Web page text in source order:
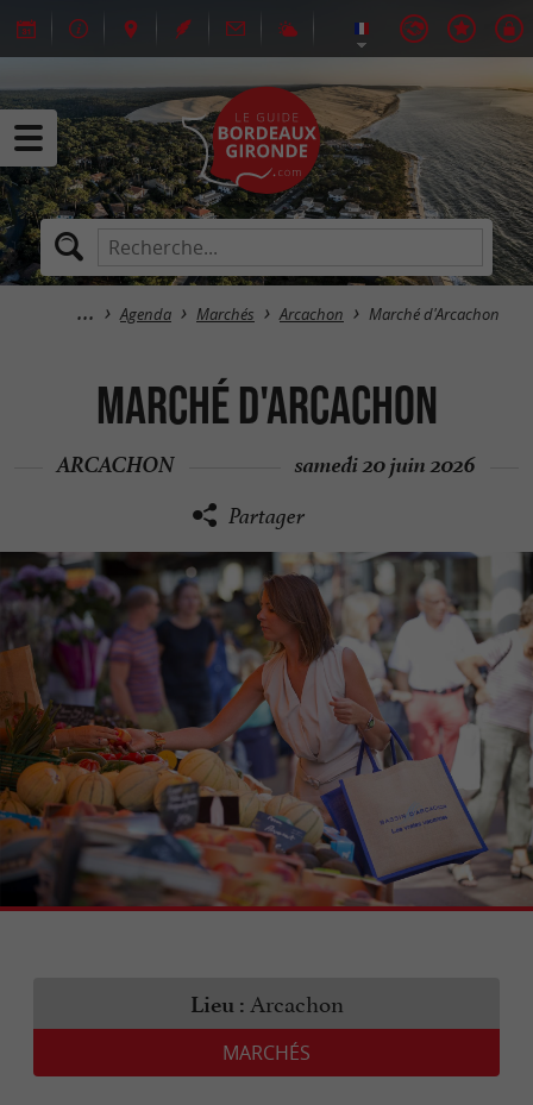
Agenda Marchés Arcachon Marché d'Arcachon
Marché d'Arcachon
ARCACHON samedi 20 juin 2026
Partager
Lieu : Arcachon
MARCHÉS